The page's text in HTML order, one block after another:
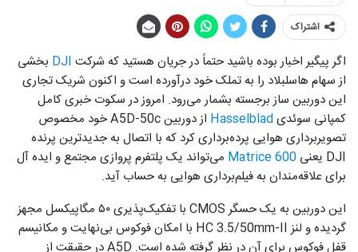
اشتراک
اگر پیگیر اخبار بوده باشید حتماً در جریان هستید که شرکت DJI بخشی
از سهام هاسلبلاد را به تملک خود درآورده است و اکنون شریک تجاری
این دوربین ساز برجسته بشمار می‌رود. امروز در سکوت خبری کامل
کمپانی سوئدیHasselblad
از دوربین A5D-50c خود مخصوص
تصویربرداری هوایی پرده‌برداری کرد که با اتصال به جدیدترین پرنده
DJI یعنی
Matrice 600 می‌تواند یک پلتفرم پروازی مجتمع و ایده ‌آل
برای علاقه‌مندان به فیلم‌برداری هوایی به حساب آید.
این دوربین به یک حسگر CMOS با تفکیک‌پذیری ۵۰ مگاپیکسل مجهز
گردیده و لنز HC 3.5/50mm-II با امکان فوکوس بی‌نهایت و مکانیسم
قفل فوکوس برای آن در نظر گرفته شده است. A5D در حقیقت از